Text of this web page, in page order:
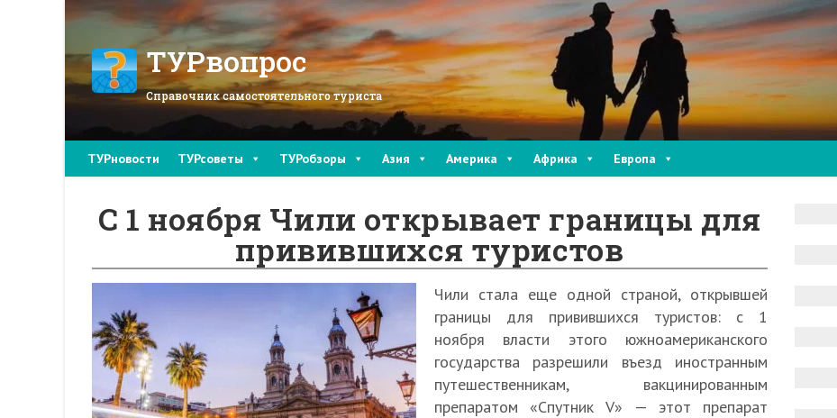
ТУРвопрос
Справочник самостоятельного туриста
ТУРновости ТУРсоветы ТУРобзоры Азия Америка Африка Европа
С 1 ноября Чили открывает границы для
привившихся туристов
Чили стала еще одной страной, открывшей
границы для привившихся туристов: с 1
ноября власти этого южноамериканского
государства разрешили въезд иностранным
путешественникам, вакцинированным
препаратом «Спутник V» — этот препарат